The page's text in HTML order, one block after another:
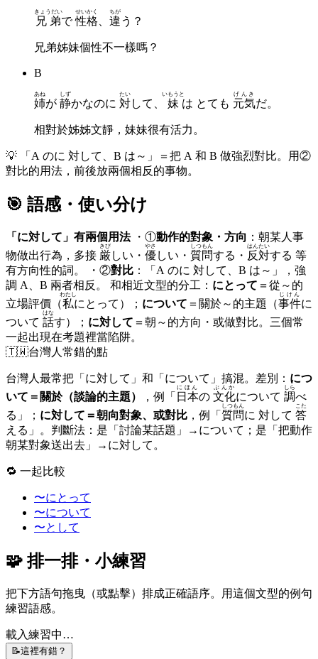
兄弟
きょうだい
で性格
せいかく
違
ちが
う？
兄弟姊妹個性不一樣嗎？
B
姉
あね
が 静
しず
かなのに 対
たい
して、 妹
いもうと
は とても 元気
げんき
だ。
相對於姊姊文靜，妹妹很有活力。
💡
「A のに 対して、B は～」＝把 A 和 B 做強烈對比。用②
對比的用法，前後放兩個相反的事物。
🎯 語感・使い分け
「に対して」有兩個用法・①動作的對象・方向 ：朝某人事
物做出行為，多接 厳
きび
しい・ 優
やさ
しい・ 質問
しつもん
する・ 反対
はんたい
する 等
有方向性的詞。 ・②對比 ：「A のに 対して、B は～」，強
調 A、B 兩者相反。 和相近文型的分工： にとって ＝從～的
立場評價（私
わたし
にとって）； について ＝關於～的主題（事件
じけん
に
ついて 話
はな
す）； に対して ＝朝～的方向・或做對比。三個常
一起出現在考題裡當陷阱。
🇹🇼台灣人常錯的點
台灣人最常把「に対して」和「について」搞混。差別： につ
いて＝關於（談論的主題）
，例「 日本
にほん
の 文化
ぶんか
について 調
しら
べ
る」； に対して＝朝向對象、或對比 ，例「 質問
しつもん
に 対して 答
こた
える」。判斷法：是「討論某話題」→について；是「把動作
朝某對象送出去」→に対して。
🔁 一起比較
〜にとって
〜について
〜として
🧩 排一排・小練習
把下方語句拖曳（或點擊）排成正確語序。用這個文型的例句
練習語感。
載入練習中…
📝這裡有錯？